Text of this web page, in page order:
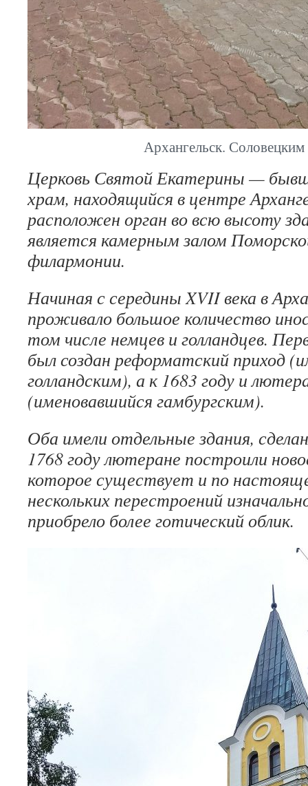
Архангельск.
Церковь Святой Екатерины —
храм, находящийся в центре
расположен орган во всю высоту
является камерным залом
филармонии.
Начиная с середины XVII века в
проживало большое количество
том числе немцев и голландцев.
был создан реформатский приход
голландским), а к 1683 году и
(именовавшийся гамбургским).
Оба имели отдельные здания,
1768 году лютеране построили
которое существует и по
нескольких перестроений
приобрело более готический облик.